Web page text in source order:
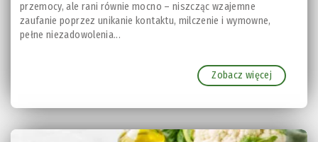
przemocy, ale rani równie mocno – niszcząc wzajemne
zaufanie poprzez unikanie kontaktu, milczenie i wymowne,
pełne niezadowolenia...
Zobacz więcej